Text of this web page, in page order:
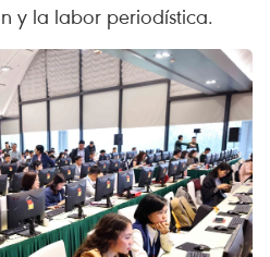
y la labor periodística.